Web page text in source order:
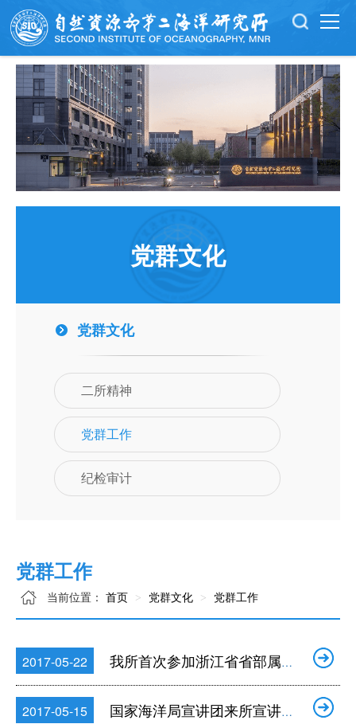
党群文化
党群文化
二所精神
党群工作
纪检审计
党群工作
当前位置： 首页 党群文化 党群工作
2017-05-22 我所首次参加浙江省省部属企事业职工男子篮球赛
2017-05-15 国家海洋局宣讲团来所宣讲十八届六中全会精神